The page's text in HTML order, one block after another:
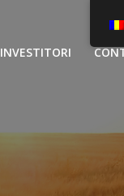
INVESTITORI